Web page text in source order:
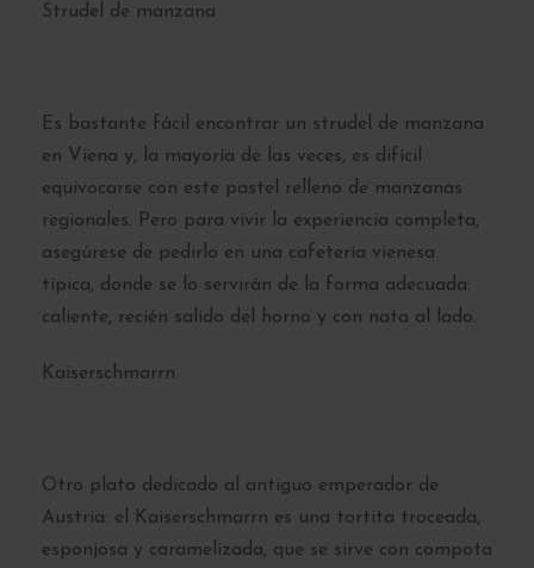
Strudel de manzana
Es bastante fácil encontrar un strudel de manzana
en Viena y, la mayoría de las veces, es difícil
equivocarse con este pastel relleno de manzanas
regionales. Pero para vivir la experiencia completa,
asegúrese de pedirlo en una cafetería vienesa
típica, donde se lo servirán de la forma adecuada:
caliente, recién salido del horno y con nata al lado.
Kaiserschmarrn
Otro plato dedicado al antiguo emperador de
Austria: el Kaiserschmarrn es una tortita troceada,
esponjosa y caramelizada, que se sirve con compota